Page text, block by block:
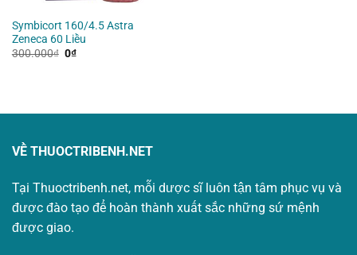
Symbicort 160/4.5 Astra
Zeneca 60 Liều
300.000₫ Giá
0₫Giá
VỀ THUOCTRIBENH.NET
Tại Thuoctribenh.net, mỗi dược sĩ luôn tận tâm phục vụ và
được đào tạo để hoàn thành xuất sắc những sứ mệnh
được giao.